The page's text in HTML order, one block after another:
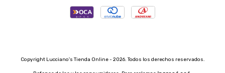
Copyright Lucciano's Tienda Online - 2026. Todos los derechos reservados.